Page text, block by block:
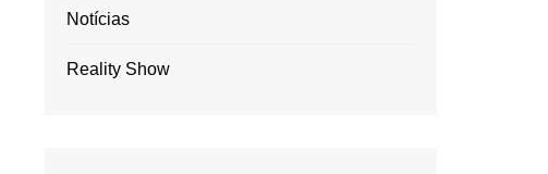
Notícias
Reality Show